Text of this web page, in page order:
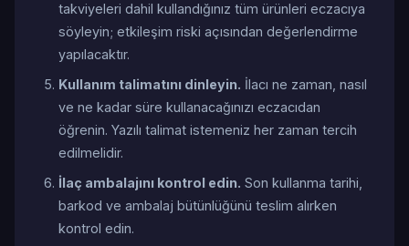
takviyeleri dahil kullandığınız tüm ürünleri eczacıya
söyleyin; etkileşim riski açısından değerlendirme
yapılacaktır.
Kullanım talimatını dinleyin. İlacı ne zaman, nasıl
ve ne kadar süre kullanacağınızı eczacıdan
öğrenin. Yazılı talimat istemeniz her zaman tercih
edilmelidir.
İlaç ambalajını kontrol edin. Son kullanma tarihi,
barkod ve ambalaj bütünlüğünü teslim alırken
kontrol edin.